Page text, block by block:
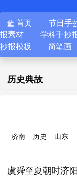
 首页 节日手
报素材
学科手抄
抄报模板
简笔画
历史典故
济南 历史 山东
虞舜至夏朝时济